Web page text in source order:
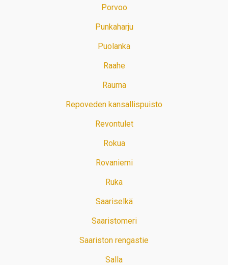
Porvoo
Punkaharju
Puolanka
Raahe
Rauma
Repoveden kansallispuisto
Revontulet
Rokua
Rovaniemi
Ruka
Saariselkä
Saaristomeri
Saariston rengastie
Salla